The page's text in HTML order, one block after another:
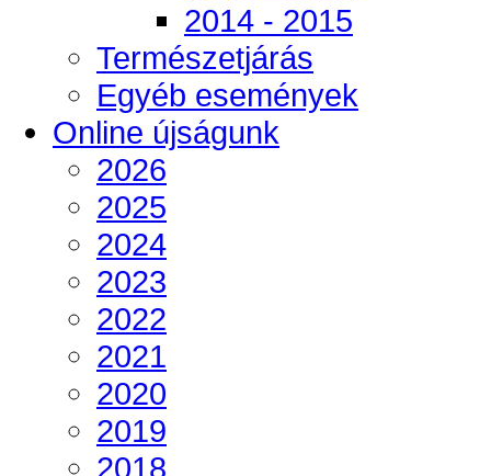
2014 - 2015
Természetjárás
Egyéb események
Online újságunk
2026
2025
2024
2023
2022
2021
2020
2019
2018